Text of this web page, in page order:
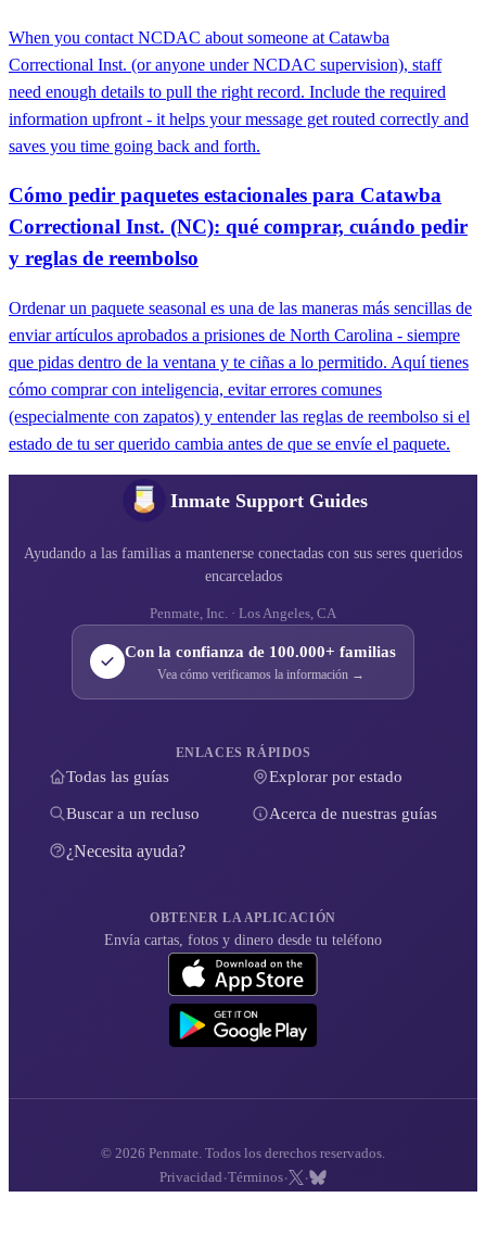
When you contact NCDAC about someone at Catawba
Correctional Inst. (or anyone under NCDAC supervision), staff
need enough details to pull the right record. Include the required
information upfront - it helps your message get routed correctly and
saves you time going back and forth.
Cómo pedir paquetes estacionales para Catawba
Correctional Inst. (NC): qué comprar, cuándo pedir
y reglas de reembolso
Ordenar un paquete seasonal es una de las maneras más sencillas de
enviar artículos aprobados a prisiones de North Carolina - siempre
que pidas dentro de la ventana y te ciñas a lo permitido. Aquí tienes
cómo comprar con inteligencia, evitar errores comunes
(especialmente con zapatos) y entender las reglas de reembolso si el
estado de tu ser querido cambia antes de que se envíe el paquete.
Inmate Support Guides
Ayudando a las familias a mantenerse conectadas con sus seres queridos
encarcelados
Penmate, Inc. · Los Angeles, CA
Con la confianza de 100.000+ familias
Vea cómo verificamos la información →
ENLACES RÁPIDOS
Todas las guías Explorar por estado
Buscar a un recluso Acerca de nuestras guías
¿Necesita ayuda?
OBTENER LA APLICACIÓN
Envía cartas, fotos y dinero desde tu teléfono
© 2026 Penmate. Todos los derechos reservados.
Privacidad ·Términos· ·